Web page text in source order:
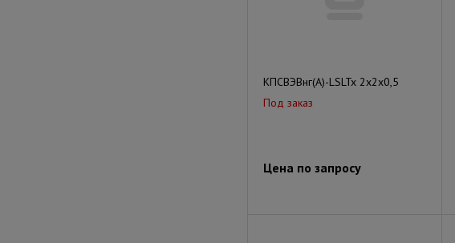
КПСВЭВнг(А)-LSLTx 2х2х0,5
Под заказ
Цена по запросу